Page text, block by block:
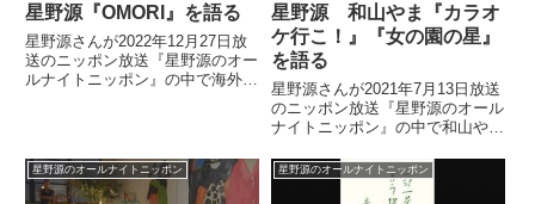
星野源『OMORI』を語る
星野源さんが2022年12月27日放
送のニッポン放送『星野源のオー
ルナイトニッポン』の中で海外ゲ
星野源 和山やま『カラオ
ケ行こ！』『女の園の星』
を語る
星野源さんが2021年7月13日放送
のニッポン放送『星野源のオール
ナイトニッポン』の中で和山やま
園の星』を紹介していました。
星野源のオールナイトニッポン 星野源のオールナイトニッポン